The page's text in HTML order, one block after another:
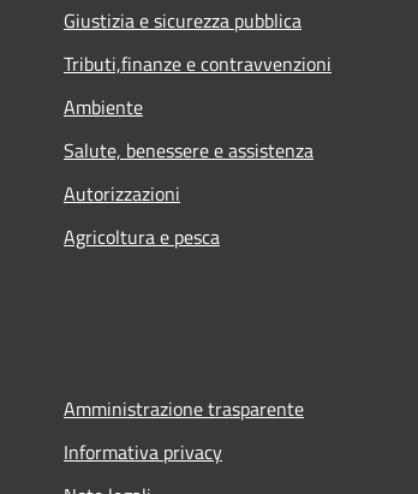
Giustizia e sicurezza pubblica
Tributi,finanze e contravvenzioni
Ambiente
Salute, benessere e assistenza
Autorizzazioni
Agricoltura e pesca
Amministrazione trasparente
Informativa privacy